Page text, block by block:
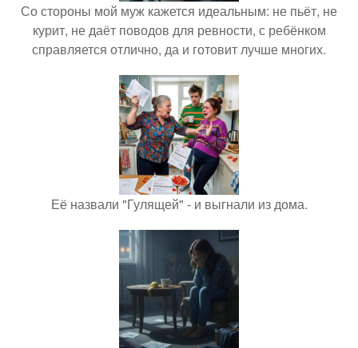
Со стороны мой муж кажется идеальным: не пьёт, не
курит, не даёт поводов для ревности, с ребёнком
справляется отлично, да и готовит лучше многих.
Её назвали "Гулящей" - и выгнали из дома.